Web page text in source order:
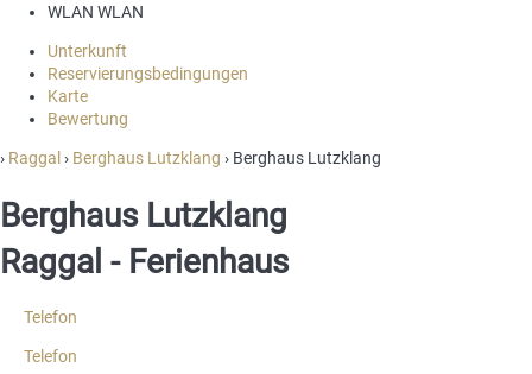
WLAN WLAN
Unterkunft
Reservierungsbedingungen
Karte
Bewertung
› Raggal › Berghaus Lutzklang › Berghaus Lutzklang
Berghaus Lutzklang
Raggal - Ferienhaus
Telefon
Telefon